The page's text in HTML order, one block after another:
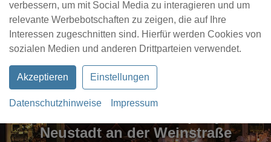
verbessern, um mit Social Media zu interagieren und um
relevante Werbebotschaften zu zeigen, die auf Ihre
Interessen zugeschnitten sind. Hierfür werden Cookies von
sozialen Medien und anderen Drittparteien verwendet.
Akzeptieren Einstellungen
Datenschutzhinweise Impressum
Kontakt Location eintragen Profil
Neustadt an der Weinstraße